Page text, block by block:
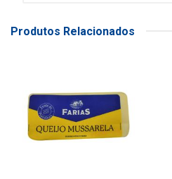
Produtos Relacionados